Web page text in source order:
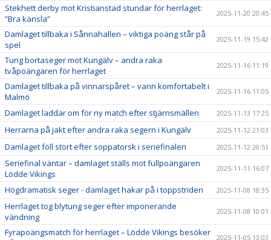
Stekhett derby mot Kristianstad stundar för herrlaget:
”Bra känsla”
2025-11-20 20:45
Damlaget tillbaka i Sånnahallen – viktiga poäng står på
spel
2025-11-19 15:42
Tung bortaseger mot Kungälv – andra raka
tvåpoängaren för herrlaget
2025-11-16 11:19
Damlaget tillbaka på vinnarspåret – vann komfortabelt i
Malmö
2025-11-16 11:05
Damlaget laddar om för ny match efter stjärnsmällen 2025-11-13 17:25
Herrarna på jakt efter andra raka segern i Kungälv 2025-11-12 21:03
Damlaget föll stort efter soppatorsk i seriefinalen 2025-11-12 20:51
Seriefinal väntar – damlaget ställs mot fullpoängaren
Lödde Vikings
2025-11-11 16:07
Högdramatisk seger - damlaget hakar på i toppstriden 2025-11-08 18:35
Herrlaget tog blytung seger efter imponerande
vändning
2025-11-08 10:01
Fyrapoängsmatch för herrlaget – Lödde Vikings besöker
2025-11-05 13:03